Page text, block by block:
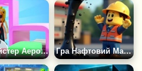
Гра Майстер Аеропорту: Авіаційний Магнат Гра Нафтовий Магнат